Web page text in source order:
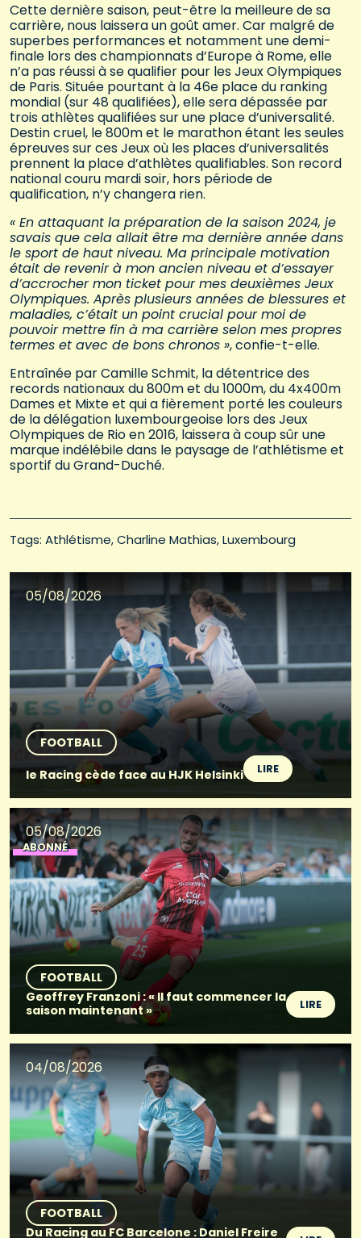
Cette dernière saison, peut-être la meilleure de sa
carrière, nous laissera un goût amer. Car malgré de
superbes performances et notamment une demi-
finale lors des championnats d’Europe à Rome, elle
n’a pas réussi à se qualifier pour les Jeux Olympiques
de Paris. Située pourtant à la 46e place du ranking
mondial (sur 48 qualifiées), elle sera dépassée par
trois athlètes qualifiées sur une place d’universalité.
Destin cruel, le 800m et le marathon étant les seules
épreuves sur ces Jeux où les places d’universalités
prennent la place d’athlètes qualifiables. Son record
national couru mardi soir, hors période de
qualification, n’y changera rien.
« En attaquant la préparation de la saison 2024, je
savais que cela allait être ma dernière année dans
le sport de haut niveau. Ma principale motivation
était de revenir à mon ancien niveau et d’essayer
d’accrocher mon ticket pour mes deuxièmes Jeux
Olympiques. Après plusieurs années de blessures et
maladies, c’était un point crucial pour moi de
pouvoir mettre fin à ma carrière selon mes propres
termes et avec de bons chronos », confie-t-elle.
Entraînée par Camille Schmit, la détentrice des
records nationaux du 800m et du 1000m, du 4x400m
Dames et Mixte et qui a fièrement porté les couleurs
de la délégation luxembourgeoise lors des Jeux
Olympiques de Rio en 2016, laissera à coup sûr une
marque indélébile dans le paysage de l’athlétisme et
sportif du Grand-Duché.
Tags: Athlétisme Charline Mathias Luxembourg
05/08/2026
FOOTBALL
le Racing cède face au HJK Helsinki
LIRE
05/08/2026
ABONNÉ
FOOTBALL
Geoffrey Franzoni : « Il faut commencer la
saison maintenant »
LIRE
04/08/2026
FOOTBALL
Du Racing au FC Barcelone : Daniel Freire